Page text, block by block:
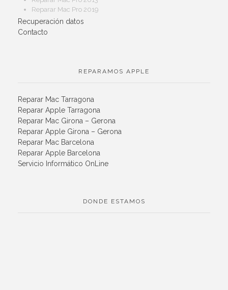
Reparar Mac Pro 2019
Recuperación datos
Contacto
REPARAMOS APPLE
Reparar Mac Tarragona
Reparar Apple Tarragona
Reparar Mac Girona – Gerona
Reparar Apple Girona – Gerona
Reparar Mac Barcelona
Reparar Apple Barcelona
Servicio Informático OnLine
DONDE ESTAMOS